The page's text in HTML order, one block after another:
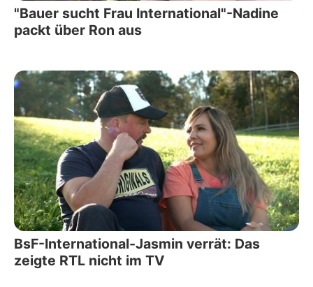
"Bauer sucht Frau International"-Nadine
packt über Ron aus
BsF-International-Jasmin verrät: Das
zeigte RTL nicht im TV